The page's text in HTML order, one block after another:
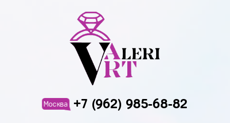
Москва +7 (962) 985-68-82